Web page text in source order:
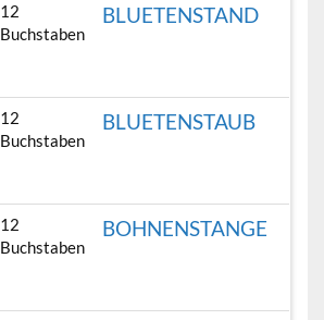
12
Buchstaben
BLUETENSTAND
12
Buchstaben
BLUETENSTAUB
12
Buchstaben
BOHNENSTANGE